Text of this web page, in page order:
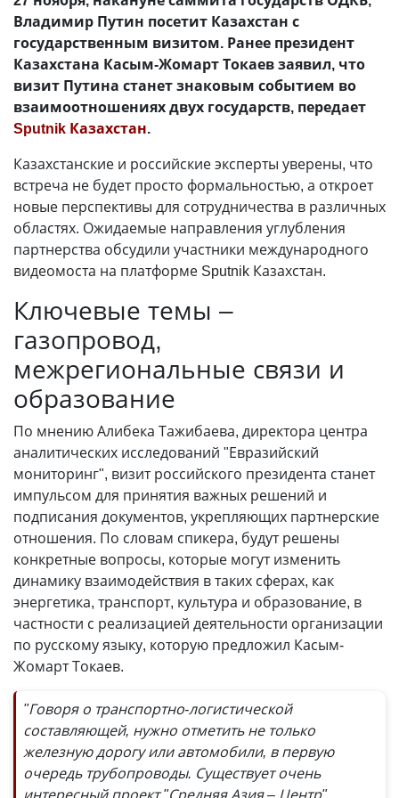
Владимир Путин посетит Казахстан с
государственным визитом. Ранее президент
Казахстана Касым-Жомарт Токаев заявил, что
визит Путина станет знаковым событием во
взаимоотношениях двух государств, передает
Sputnik Казахстан.
Казахстанские и российские эксперты уверены, что
встреча не будет просто формальностью, а откроет
новые перспективы для сотрудничества в различных
областях. Ожидаемые направления углубления
партнерства обсудили участники международного
видеомоста на платформе Sputnik Казахстан.
Ключевые темы –
газопровод,
межрегиональные связи и
образование
По мнению Алибека Тажибаева, директора центра
аналитических исследований "Евразийский
мониторинг", визит российского президента станет
импульсом для принятия важных решений и
подписания документов, укрепляющих партнерские
отношения. По словам спикера, будут решены
конкретные вопросы, которые могут изменить
динамику взаимодействия в таких сферах, как
энергетика, транспорт, культура и образование, в
частности с реализацией деятельности организации
по русскому языку, которую предложил Касым-
Жомарт Токаев.
"Говоря о транспортно-логистической
составляющей, нужно отметить не только
железную дорогу или автомобили, в первую
очередь трубопроводы. Существует очень